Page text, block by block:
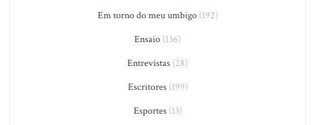
Em torno do meu umbigo(192)
Ensaio (136)
Entrevistas (28)
Escritores(199)
Esportes(13)